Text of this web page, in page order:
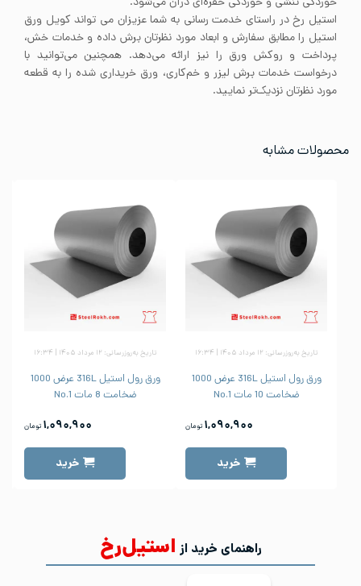
استیل رخ در راستای خدمت رسانی به شما عزیزان می تواند کویل ورق
استیل را مطابق سفارش و ابعاد مورد نظرتان برش داده و خدمات خش،
پرداخت و روکش ورق را نیز ارائه می‌دهد. همچنین می‌توانید با
درخواست خدمات برش لیزر و خم‌کاری، ورق خریداری شده را به قطعه
مورد نظرتان نزدیک‌تر نمایید.
محصولات مشابه
تاریخ به‌روزرسانی: ۱۲ مرداد ۱۴۰۵ | ۱۶:۳۴
ورق رول استیل 316L عرض 1000
ضخامت 10 مات No.1
۱,۰۹۰,۹۰۰ تومان
خرید
تاریخ به‌روزرسانی: ۱۲ مرداد ۱۴۰۵ | ۱۶:۳۴
ورق رول استیل 316L عرض 1000
ضخامت 8 مات No.1
۱,۰۹۰,۹۰۰ تومان
خرید
راهنمای خرید از استیل‌رخ